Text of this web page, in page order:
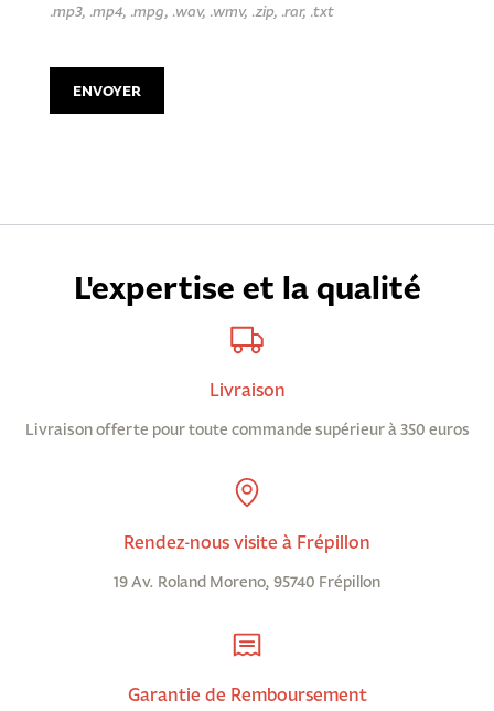
.mp3, .mp4, .mpg, .wav, .wmv, .zip, .rar, .txt
L'expertise et la qualité
Livraison
Livraison offerte pour toute commande supérieur à 350 euros
Rendez-nous visite à Frépillon
19 Av. Roland Moreno, 95740 Frépillon
Garantie de Remboursement